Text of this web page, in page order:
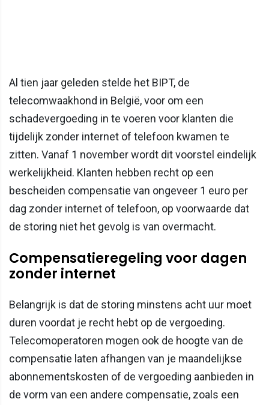
Al tien jaar geleden stelde het BIPT, de
telecomwaakhond in België, voor om een
schadevergoeding in te voeren voor klanten die
tijdelijk zonder internet of telefoon kwamen te
zitten. Vanaf 1 november wordt dit voorstel eindelijk
werkelijkheid. Klanten hebben recht op een
bescheiden compensatie van ongeveer 1 euro per
dag zonder internet of telefoon, op voorwaarde dat
de storing niet het gevolg is van overmacht.
Compensatieregeling voor dagen
zonder internet
Belangrijk is dat de storing minstens acht uur moet
duren voordat je recht hebt op de vergoeding.
Telecomoperatoren mogen ook de hoogte van de
compensatie laten afhangen van je maandelijkse
abonnementskosten of de vergoeding aanbieden in
de vorm van een andere compensatie, zoals een